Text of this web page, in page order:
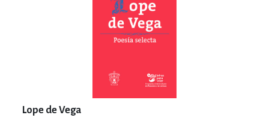
Lope de Vega